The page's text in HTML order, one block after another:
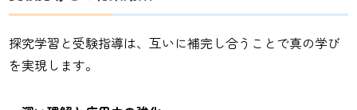
探究学習と受験指導は、互いに補完し合うことで真の学び
を実現します。